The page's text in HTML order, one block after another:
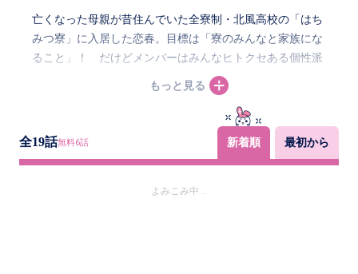
亡くなった母親が昔住んでいた全寮制・北風高校の「はち
みつ寮」に入居した恋春。目標は「寮のみんなと家族にな
ること」！ だけどメンバーはみんなヒトクセある個性派
ばかり。寮のみんなと心を通わせたい恋春が出る行動は
――！？ 男女4人ひとつ屋根のした★涙はわけあい、笑
顔がひろがる――ちょっぴり恋も生まれる予感…！？ ドキ
ドキわくわく同居ライフ！！
もっと見る
全19話無料6話 新着順 最初から
よみこみ中...